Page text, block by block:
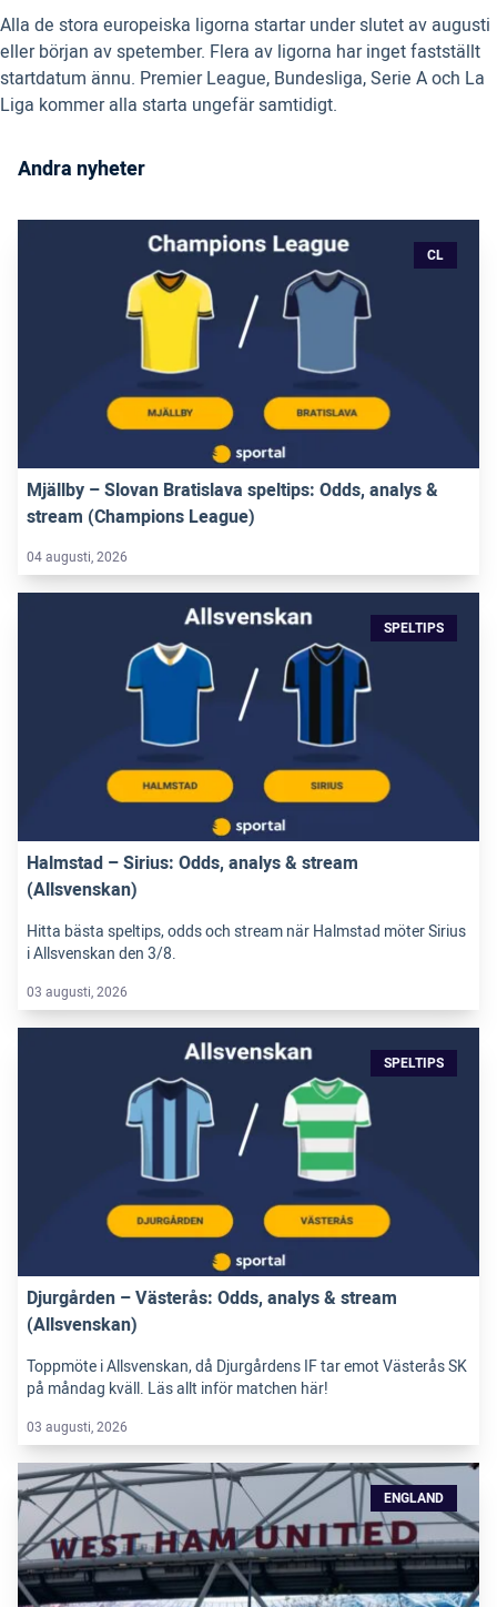
Alla de stora europeiska ligorna startar under slutet av augusti
eller början av spetember. Flera av ligorna har inget fastställt
startdatum ännu. Premier League, Bundesliga, Serie A och La
Liga kommer alla starta ungefär samtidigt.
Andra nyheter
CL
Mjällby – Slovan Bratislava speltips: Odds, analys &
stream (Champions League)
04 augusti, 2026
SPELTIPS
Halmstad – Sirius: Odds, analys & stream
(Allsvenskan)
Hitta bästa speltips, odds och stream när Halmstad möter Sirius
i Allsvenskan den 3/8.
03 augusti, 2026
SPELTIPS
Djurgården – Västerås: Odds, analys & stream
(Allsvenskan)
Toppmöte i Allsvenskan, då Djurgårdens IF tar emot Västerås SK
på måndag kväll. Läs allt inför matchen här!
03 augusti, 2026
ENGLAND